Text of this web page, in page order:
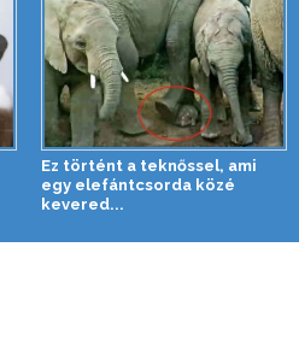
Ez történt a teknőssel, ami
egy elefántcsorda közé
kevered...